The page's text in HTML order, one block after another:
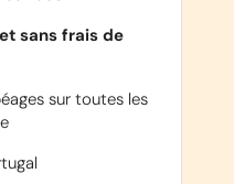
sans frais de
sur toutes les